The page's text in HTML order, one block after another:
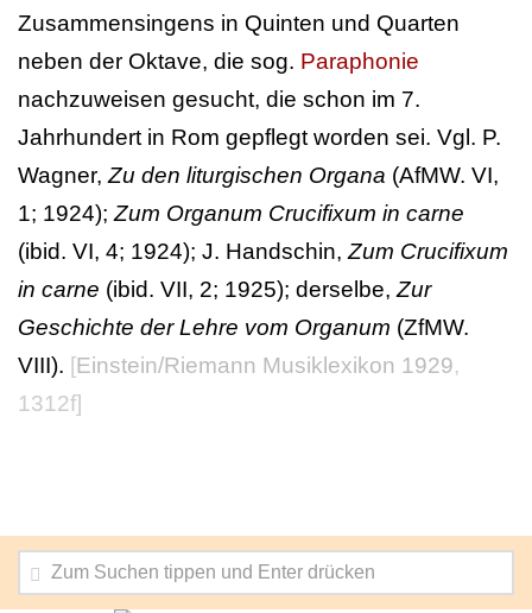
Zusammensingens in Quinten und Quarten
neben der Oktave, die sog. Paraphonie
nachzuweisen gesucht, die schon im 7.
Jahrhundert in Rom gepflegt worden sei. Vgl. P.
Wagner, Zu den liturgischen Organa (AfMW. VI,
1; 1924); Zum Organum Crucifixum in carne
(ibid. VI, 4; 1924); J. Handschin, Zum Crucifixum
in carne (ibid. VII, 2; 1925); derselbe, Zur
Geschichte der Lehre vom Organum (ZfMW.
VIII). [Einstein/Riemann Musiklexikon 1929,
1312f]